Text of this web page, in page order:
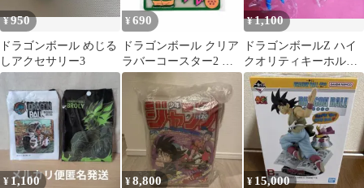
¥950
ドラゴンボール めじる
しアクセサリー3
¥ 690
ドラゴンボール クリア
ラバーコースター2 餃
子 新品
¥1,100
ドラゴンボールZ ハイ
クオリティキーホルダ
ー 孫悟空 2種セット
¥ 1,100 ¥8,800 ¥ 15,000